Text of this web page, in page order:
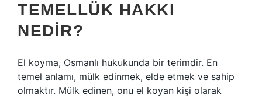
TEMELLÜK HAKKI
NEDIR?
El koyma, Osmanlı hukukunda bir terimdir. En
temel anlamı, mülk edinmek, elde etmek ve sahip
olmaktır. Mülk edinen, onu el koyan kişi olarak